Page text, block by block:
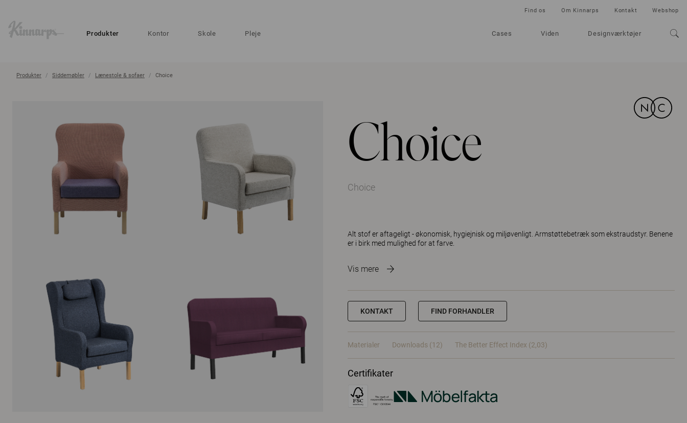
Produkter Kontor Skole Pleje Cases Viden Designværktøjer
Find os Om Kinnarps Kontakt Webshop
Produkter Siddemøbler Lænestole & sofaer Choice
Choice
Choice
Alt stof er aftageligt - økonomisk, hygiejnisk og miljøvenligt. Armstøttebetræk som ekstraudstyr. Benene
er i birk med mulighed for at farve.
Vis mere
KONTAKT FIND FORHANDLER
Materialer Downloads (12) The Better Effect Index (2,03)
Certifikater